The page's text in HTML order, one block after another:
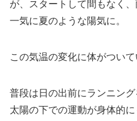
が、スタートして間もなく
一気に夏のような陽気に。
この気温の変化に体がついて
普段は日の出前にランニン
太陽の下での運動が身体的